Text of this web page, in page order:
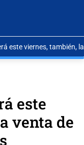
este viernes, también,
este
venta de